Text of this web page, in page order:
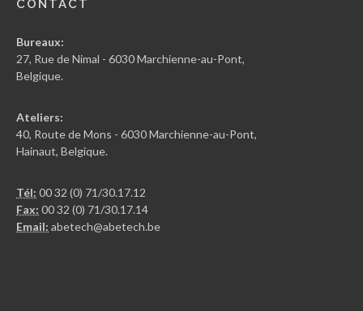
CONTACT
Bureaux:
27, Rue de Nimal - 6030 Marchienne-au-Pont,
Belgique.
Ateliers:
40, Route de Mons - 6030 Marchienne-au-Pont,
Hainaut, Belgique.
Tél: 00 32 (0) 71/30.17.12
Fax: 00 32 (0) 71/30.17.14
Email: abetech@abetech.be